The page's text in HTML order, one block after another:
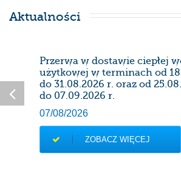
Aktualności
Przerwa w dostawie ciepłej
użytkowej w terminach od
do 31.08.2026 r. oraz od
do 07.09.2026 r.
07/08/2026
ZOBACZ WIĘCEJ